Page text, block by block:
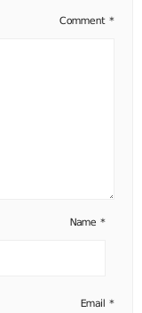
Comment *
Name *
Email *